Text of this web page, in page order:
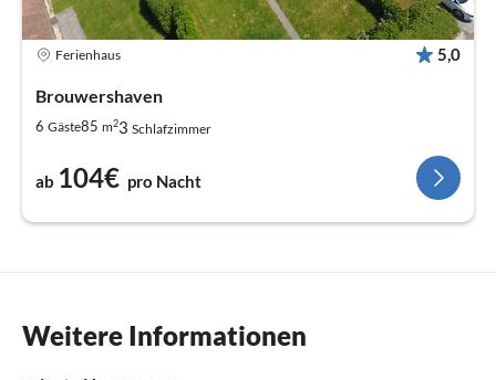
Ferienhaus 5,0
Brouwershaven
6 Gäste85 m23 Schlafzimmer
ab 104€ pro Nacht
Weitere Informationen